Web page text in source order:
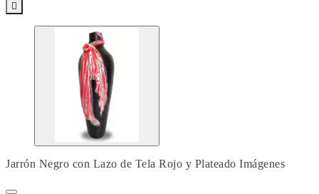

Jarrón Negro con Lazo de Tela Rojo y Plateado Imágenes